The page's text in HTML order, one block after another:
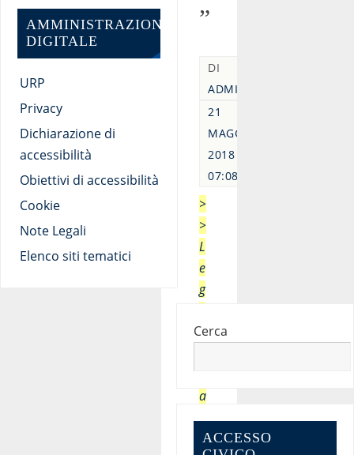
”
DI
ADMIN
21
MAGGIO
2018 -
07:08
>
>
L
e
g
i
a
r
t
AMMINISTRAZIONE
DIGITALE
URP
Privacy
Dichiarazione di
accessibilità
Obiettivi di accessibilità
Cookie
Note Legali
Elenco siti tematici
Cerca
ACCESSO